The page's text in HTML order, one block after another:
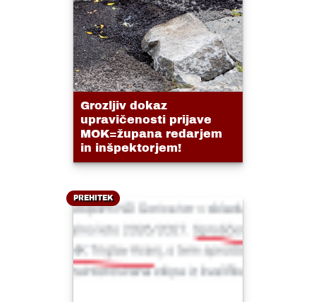
Grozljiv dokaz
upravičenosti prijave
MOK=župana redarjem
in inšpektorjem!
PREHITEK